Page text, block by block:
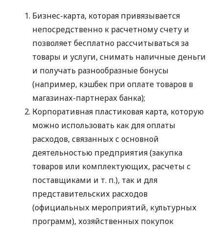
Бизнес-карта, которая привязывается
непосредственно к расчетному счету и
позволяет бесплатно рассчитываться за
товары и услуги, снимать наличные деньги
и получать разнообразные бонусы
(например, кэшбек при оплате товаров в
магазинах-партнерах банка);
Корпоративная пластиковая карта, которую
можно использовать как для оплаты
расходов, связанных с основной
деятельностью предприятия (закупка
товаров или комплектующих, расчеты с
поставщиками и т. п.), так и для
представительских расходов
(официальных мероприятий, культурных
программ), хозяйственных покупок